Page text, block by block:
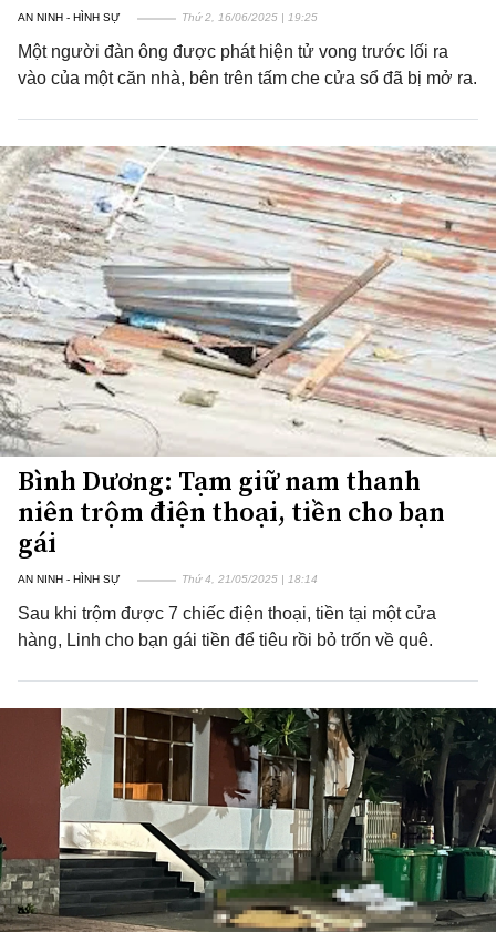
AN NINH - HÌNH SỰ Thứ 2, 16/06/2025 | 19:25
Một người đàn ông được phát hiện tử vong trước lối ra
vào của một căn nhà, bên trên tấm che cửa sổ đã bị mở ra.
Bình Dương: Tạm giữ nam thanh
niên trộm điện thoại, tiền cho bạn
gái
AN NINH - HÌNH SỰ Thứ 4, 21/05/2025 | 18:14
Sau khi trộm được 7 chiếc điện thoại, tiền tại một cửa
hàng, Linh cho bạn gái tiền để tiêu rồi bỏ trốn về quê.